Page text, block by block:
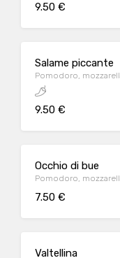
9.50 €
Salame piccante
Pomodoro,
9.50 €
Occhio di bue
Pomodoro,
7.50 €
Valtellina